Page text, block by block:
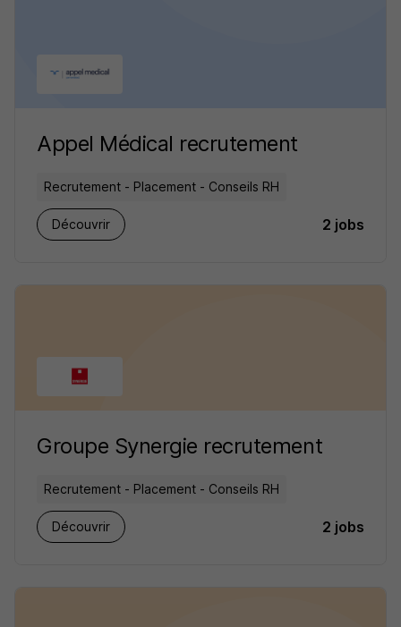
Appel Médical recrutement
Recrutement - Placement - Conseils RH
Découvrir 2 jobs
Groupe Synergie recrutement
Recrutement - Placement - Conseils RH
Découvrir 2 jobs